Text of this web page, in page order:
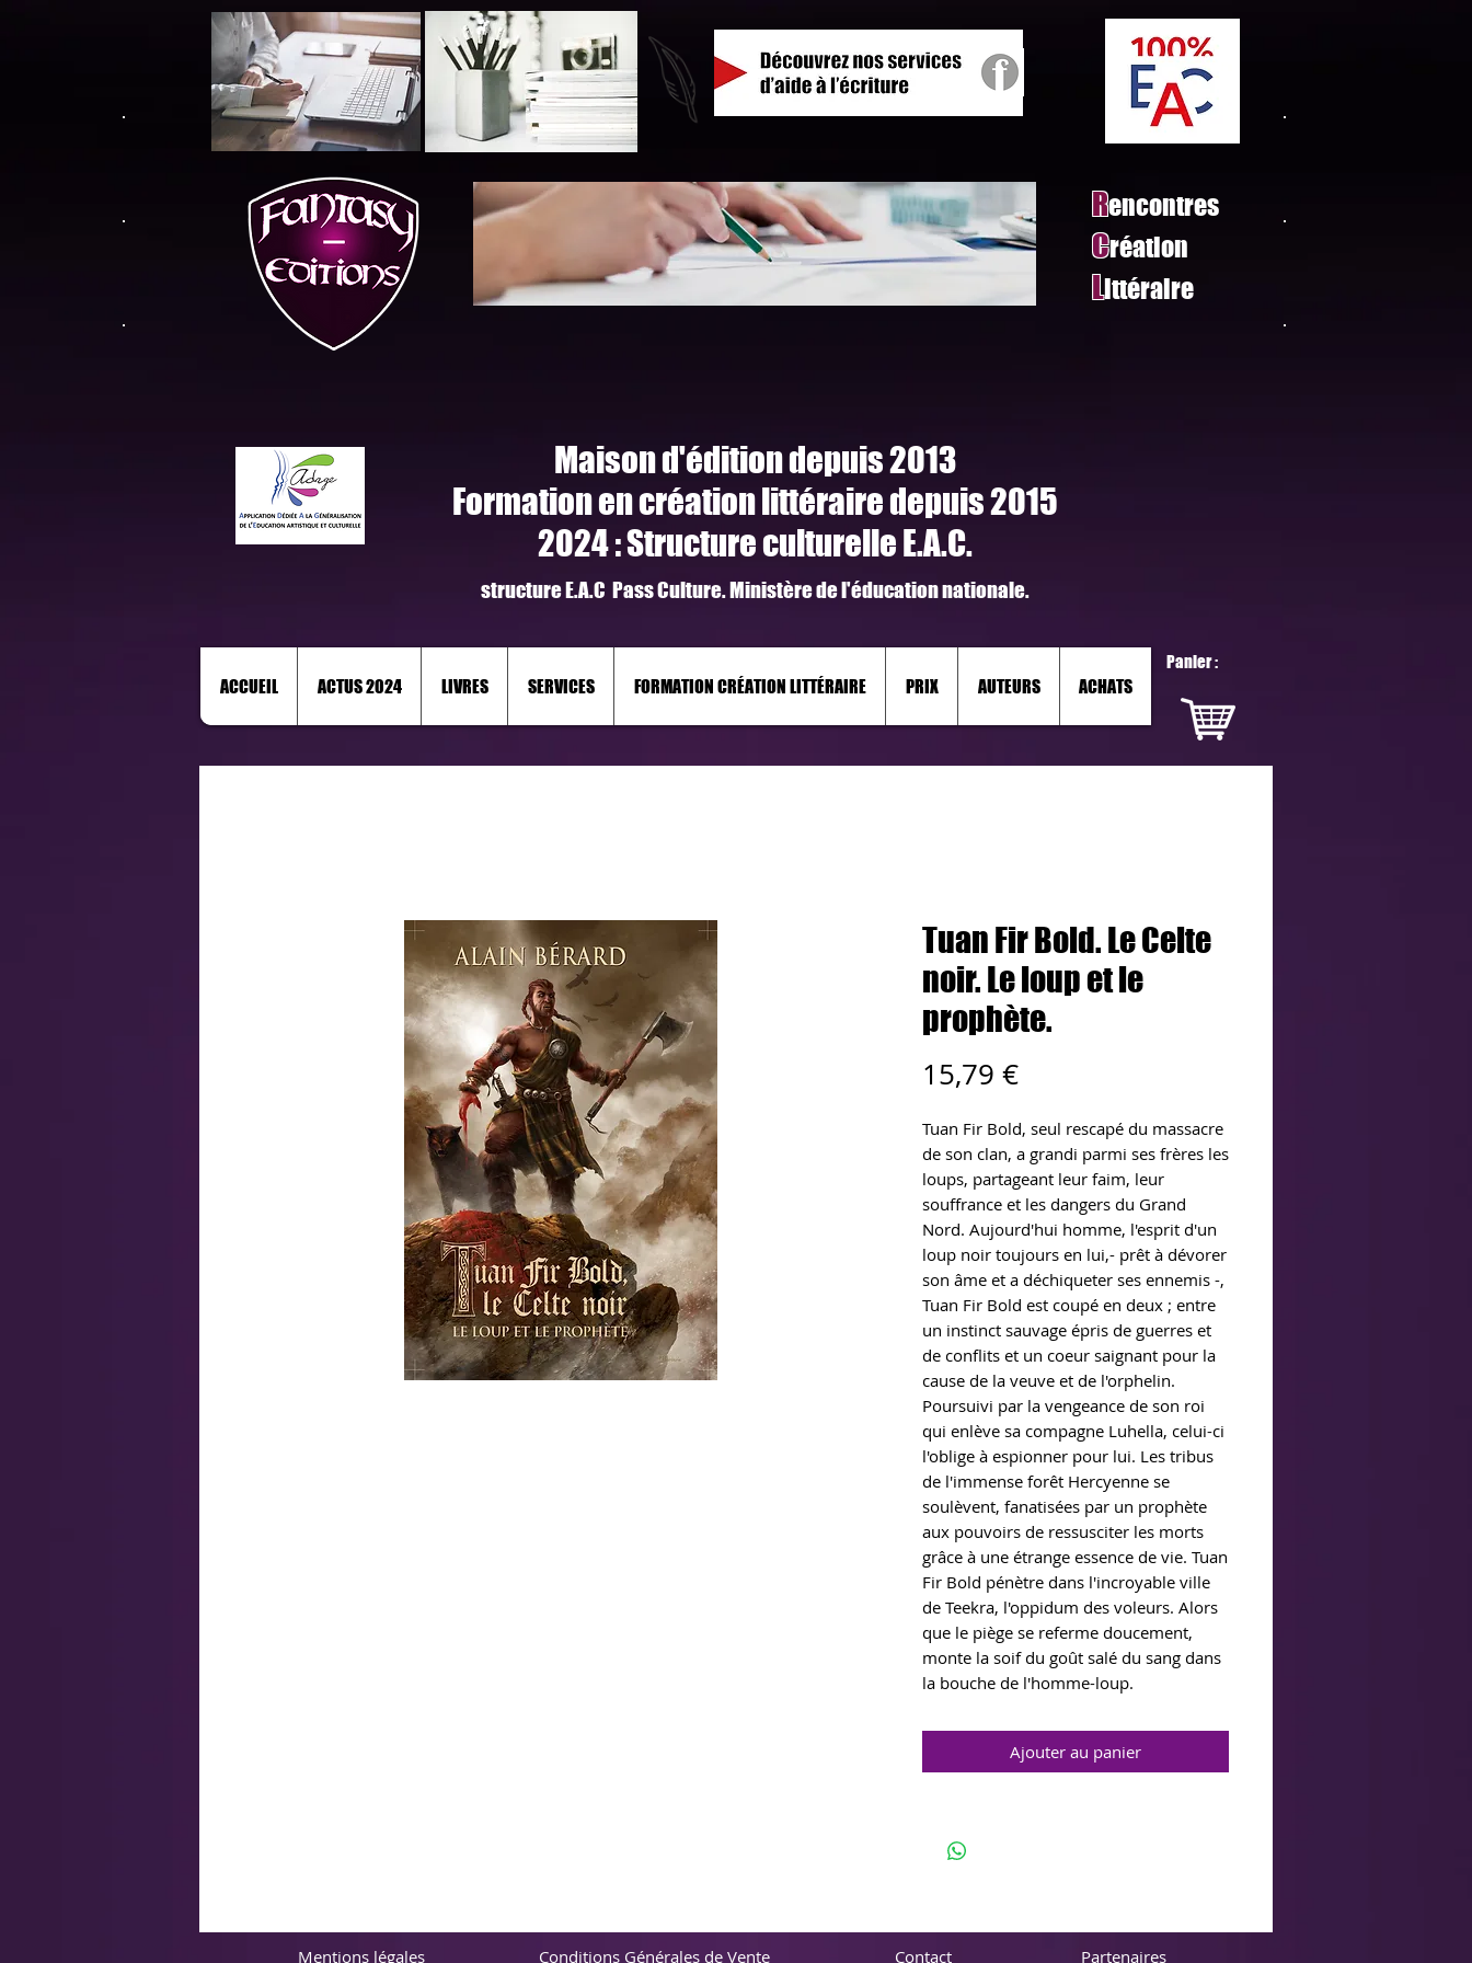
Rencontres
Création
Littéraire
Maison d'édition depuis 2013
Formation en création littéraire depuis 2015
2024 : Structure culturelle E.A.C.
structure E.A.C Pass Culture. Ministère de l'éducationnationale.
Tuan Fir Bold. Le Celte
noir. Le loup et le
prophète.
15,79 €Prix
Tuan Fir Bold, seul rescapé du massacre
de son clan, a grandi parmi ses frères les
loups, partageant leur faim, leur
souffrance et les dangers du Grand
Nord. Aujourd'hui homme, l'esprit d'un
loup noir toujours en lui,- prêt à dévorer
son âme et a déchiqueter ses ennemis -,
Tuan Fir Bold est coupé en deux ; entre
un instinct sauvage épris de guerres et
de conflits et un coeur saignant pour la
cause de la veuve et de l'orphelin.
Poursuivi par la vengeance de son roi
qui enlève sa compagne Luhella, celui-ci
l'oblige à espionner pour lui. Les tribus
de l'immense forêt Hercyenne se
soulèvent, fanatisées par un prophète
aux pouvoirs de ressusciter les morts
grâce à une étrange essence de vie. Tuan
Fir Bold pénètre dans l'incroyable ville
de Teekra, l'oppidum des voleurs. Alors
que le piège se referme doucement,
monte la soif du goût salé du sang dans
la bouche de l'homme-loup.
Ajouter au panier
Panier :
ACCUEIL ACTUS 2024 LIVRES SERVICES FORMATION CRÉATION LITTÉRAIRE PRIX AUTEURS ACHATS
Mentions légales Conditions Générales de Vente Contact Partenaires